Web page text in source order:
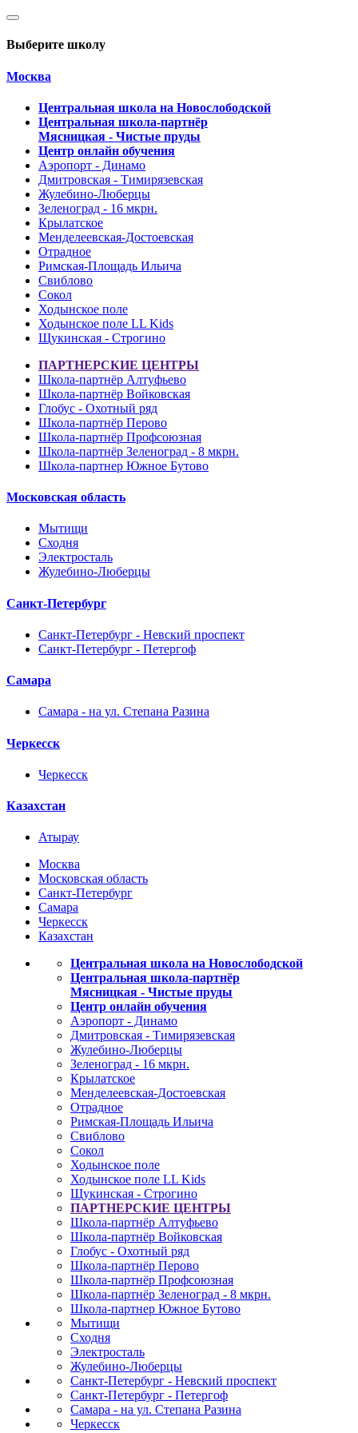
Выберите школу
Москва
Центральная школа на Новослободской
Центральная школа-партнёр
Мясницкая - Чистые пруды
Центр онлайн обучения
Аэропорт - Динамо
Дмитровская - Тимирязевская
Жулебино-Люберцы
Зеленоград - 16 мкрн.
Крылатское
Менделеевская-Достоевская
Отрадное
Римская-Площадь Ильича
Свиблово
Сокол
Ходынское поле
Ходынское поле LL Kids
Щукинская - Строгино
ПАРТНЕРСКИЕ ЦЕНТРЫ
Школа-партнёр Алтуфьево
Школа-партнёр Войковская
Глобус - Охотный ряд
Школа-партнёр Перово
Школа-партнёр Профсоюзная
Школа-партнёр Зеленоград - 8 мкрн.
Школа-партнер Южное Бутово
Московская область
Мытищи
Сходня
Электросталь
Жулебино-Люберцы
Санкт-Петербург
Санкт-Петербург - Невский проспект
Санкт-Петербург - Петергоф
Самара
Самара - на ул. Степана Разина
Черкесск
Черкесск
Казахстан
Атырау
Москва
Московская область
Санкт-Петербург
Самара
Черкесск
Казахстан
Центральная школа на Новослободской
Центральная школа-партнёр
Мясницкая - Чистые пруды
Центр онлайн обучения
Аэропорт - Динамо
Дмитровская - Тимирязевская
Жулебино-Люберцы
Зеленоград - 16 мкрн.
Крылатское
Менделеевская-Достоевская
Отрадное
Римская-Площадь Ильича
Свиблово
Сокол
Ходынское поле
Ходынское поле LL Kids
Щукинская - Строгино
ПАРТНЕРСКИЕ ЦЕНТРЫ
Школа-партнёр Алтуфьево
Школа-партнёр Войковская
Глобус - Охотный ряд
Школа-партнёр Перово
Школа-партнёр Профсоюзная
Школа-партнёр Зеленоград - 8 мкрн.
Школа-партнер Южное Бутово
Мытищи
Сходня
Электросталь
Жулебино-Люберцы
Санкт-Петербург - Невский проспект
Санкт-Петербург - Петергоф
Самара - на ул. Степана Разина
Черкесск